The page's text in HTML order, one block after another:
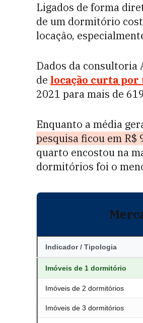
Ligados de forma
de um dormitório
locação,
Dados da consultoria
de locação curta
2021 para mais de
Enquanto a média
pesquisa ficou em R$
quarto encostou na
dormitórios foi o
Indicador / Tipologia
Imóveis de 1 dormitório
Imóveis de 2 dormitórios
Imóveis de 3 dormitórios